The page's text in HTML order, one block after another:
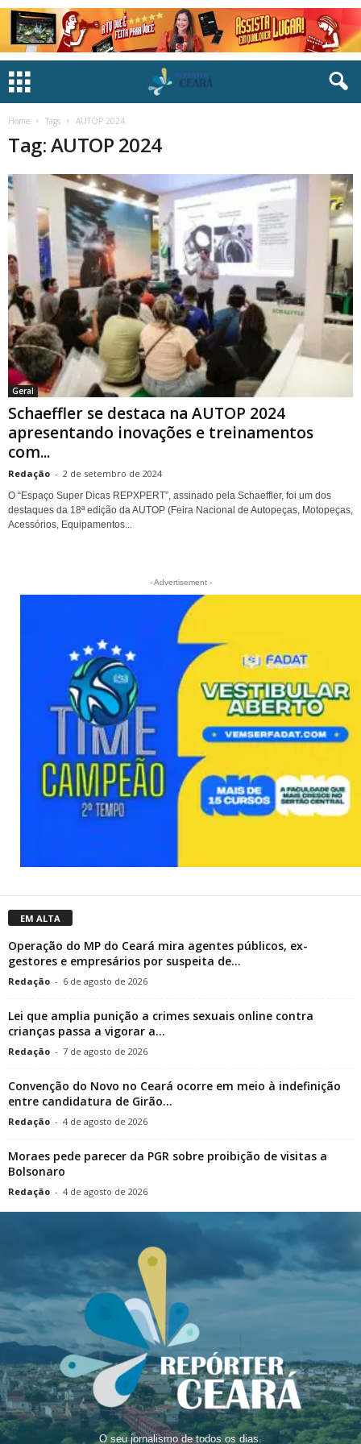
Home Tags AUTOP 2024
Tag: AUTOP 2024
Geral
Schaeffler se destaca na AUTOP 2024
apresentando inovações e treinamentos
com...
Redação - 2 de setembro de 2024
O “Espaço Super Dicas REPXPERT”, assinado pela Schaeffler, foi um dos
destaques da 18ª edição da AUTOP (Feira Nacional de Autopeças, Motopeças,
Acessórios, Equipamentos...
- Advertisement -
EM ALTA
Operação do MP do Ceará mira agentes públicos, ex-
gestores e empresários por suspeita de...
Redação - 6 de agosto de 2026
Lei que amplia punição a crimes sexuais online contra
crianças passa a vigorar a...
Redação - 7 de agosto de 2026
Convenção do Novo no Ceará ocorre em meio à indefinição
entre candidatura de Girão...
Redação - 4 de agosto de 2026
Moraes pede parecer da PGR sobre proibição de visitas a
Bolsonaro
Redação - 4 de agosto de 2026
O seu jornalismo de todos os dias.